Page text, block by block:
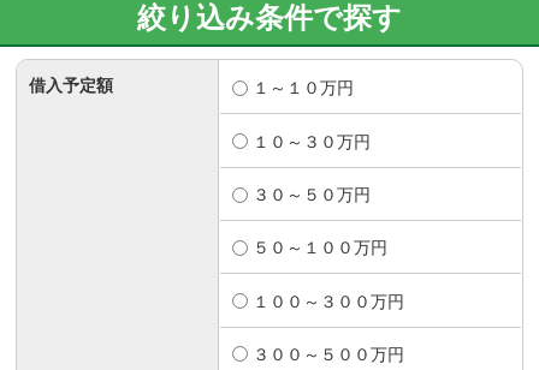
絞り込み条件で探す
借入予定額 １～１０万円
１０～３０万円
３０～５０万円
５０～１００万円
１００～３００万円
３００～５００万円